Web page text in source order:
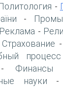
-
-
Реклама -
Страхование -
процесс
Финансы
науки -